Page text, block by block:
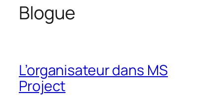
Blogue
L’organisateur dans MS
Project